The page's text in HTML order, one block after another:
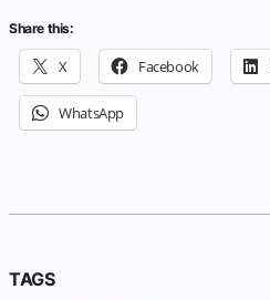
Share this:
X Facebook
WhatsApp
TAGS